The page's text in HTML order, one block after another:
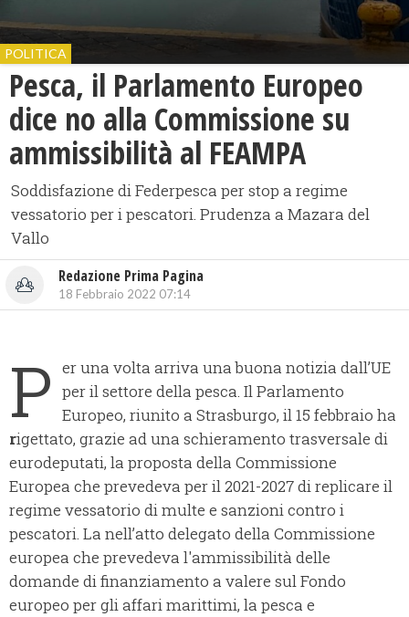
POLITICA
Pesca, il Parlamento Europeo
dice no alla Commissione su
ammissibilità al FEAMPA
Soddisfazione di Federpesca per stop a regime
vessatorio per i pescatori. Prudenza a Mazara del
Vallo
Redazione Prima Pagina
18 Febbraio 2022 07:14
P er una volta arriva una buona notizia dall’UE
per il settore della pesca. Il Parlamento
Europeo, riunito a Strasburgo, il 15 febbraio ha
rigettato, grazie ad una schieramento trasversale di
eurodeputati, la proposta della Commissione
Europea che prevedeva per il 2021-2027 di replicare il
regime vessatorio di multe e sanzioni contro i
pescatori. La nell’atto delegato della Commissione
europea che prevedeva l'ammissibilità delle
domande di finanziamento a valere sul Fondo
europeo per gli affari marittimi, la pesca e